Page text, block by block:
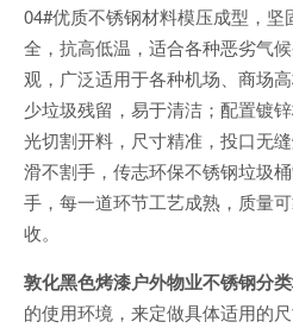
04#优质不锈钢材料模压成型，
全，抗高低温，适合各种恶劣气
观，广泛适用于各种机场、商场
少垃圾残留，易于清洁；配置镀
光切割开料，尺寸精准，投口无
滑不割手，传志环保不锈钢垃圾
手，每一道环节工艺成熟，质量
收。
敦化黑色烤漆户外物业不锈钢分
的使用环境，来定做具体适用的